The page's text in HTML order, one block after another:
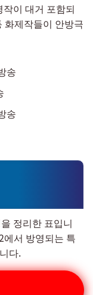
이 대거 포함되
화제작들이 안방극
송
송
정리한 표입니
에서 방영되는 특
다.